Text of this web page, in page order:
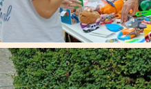
Straatrommelmarkt in de
9:00 - 14:00
Informatie